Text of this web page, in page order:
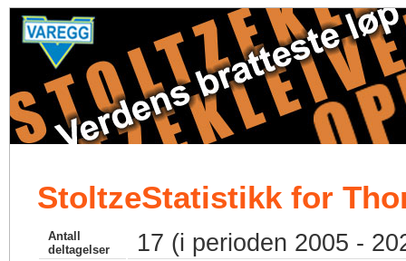
StoltzeStatistikk for
Antall
deltagelser
17 (i perioden 2005 -